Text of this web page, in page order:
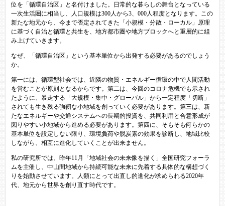
位を「循環自治区」と名付けました。日常的な暮らしの舞台となっている
一次生活圏に相当し、人口規模は300人から3、000人程度となります。この
新たな地元から、今まで否定されてきた「小規模・分散・ローカル」原理
に基づく自治と循環と共生を、地方都市圏や地方ブロックへと重層的に組
み上げていきます。
なぜ、「循環自治区」という基本単位から出発する必要があるのでしょう
か。
第一には、循環型社会では、近隣の物質・エネルギー循環の中で人間活動
を営むことが原則となるからです。第二は、今回のコロナ危機でも示され
たように、暴走する「大規模・集中・グローバル」から一定程度「切断」
されても生き残る強靭な小地域を創っていく必要があります。第三は、新
たなエネルギーや交通システムへの長期的投資を、共同利用と合意形成が
図りやすい小地域から進める必要があります。第四に、そもそも何らかの
基本単位を設定しない限り、環境負荷や脱炭素の効果を診断し、地域比較
しながら、相互に進化していくことが出来ません。
私の研究所では、昨年11月「地域社会の未来像を描く」全国研究フォーラ
ムを主催し、中山間地域から持続可能な未来に先着する具体的な構想づく
りを始動させています。人類にとって出直し的進化が求められる2020年
代、地元から世界を創り直す時代です。